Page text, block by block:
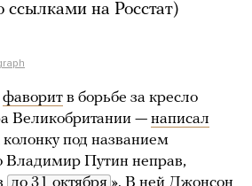
ссылками на Росстат)
фаворит в борьбе за кресло
Великобритании — написал
под названием
Путин неправ,